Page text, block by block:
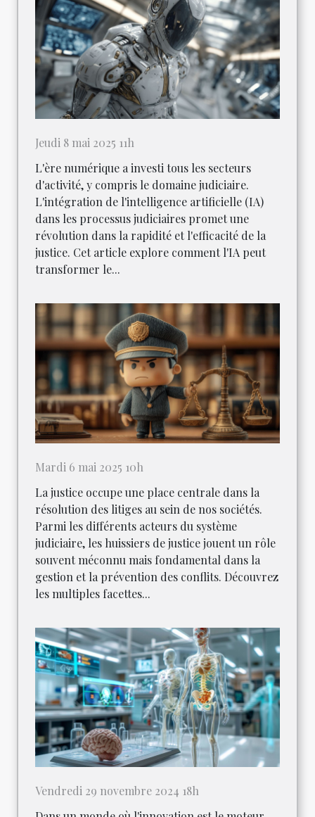
Jeudi 8 mai 2025 11h
L'ère numérique a investi tous les secteurs
d'activité, y compris le domaine judiciaire.
L'intégration de l'intelligence artificielle (IA)
dans les processus judiciaires promet une
révolution dans la rapidité et l'efficacité de la
justice. Cet article explore comment l'IA peut
transformer le...
Mardi 6 mai 2025 10h
La justice occupe une place centrale dans la
résolution des litiges au sein de nos sociétés.
Parmi les différents acteurs du système
judiciaire, les huissiers de justice jouent un rôle
souvent méconnu mais fondamental dans la
gestion et la prévention des conflits. Découvrez
les multiples facettes...
Vendredi 29 novembre 2024 18h